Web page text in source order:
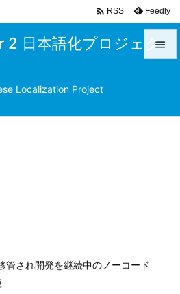
2 日本語化プロジェク
Localization Project


 RSS Feedly
管され開発を継続中のノーコード